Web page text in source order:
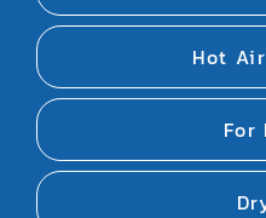
Hot
For